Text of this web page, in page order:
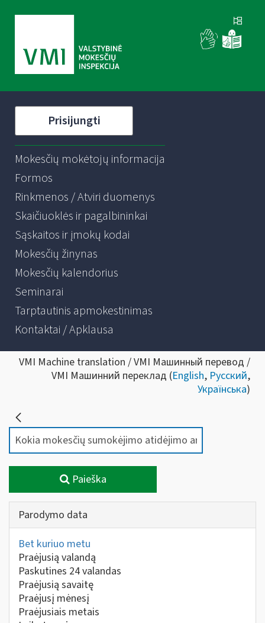
Prisijungti
Mokesčių mokėtojų informacija
Formos
Rinkmenos / Atviri duomenys
Skaičiuoklės ir pagalbininkai
Sąskaitos ir įmokų kodai
Mokesčių žinynas
Mokesčių kalendorius
Seminarai
Tarptautinis apmokestinimas
Kontaktai / Apklausa
VMI Machine translation / VMI Машинный перевод /
VMI Машинний переклад (English, Русский,
Українська)
Paieška
Parodymo data
Bet kuriuo metu
Praėjusią valandą
Paskutines 24 valandas
Praėjusią savaitę
Praėjusį mėnesį
Praėjusiais metais